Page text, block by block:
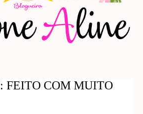
FEITO COM MUITO